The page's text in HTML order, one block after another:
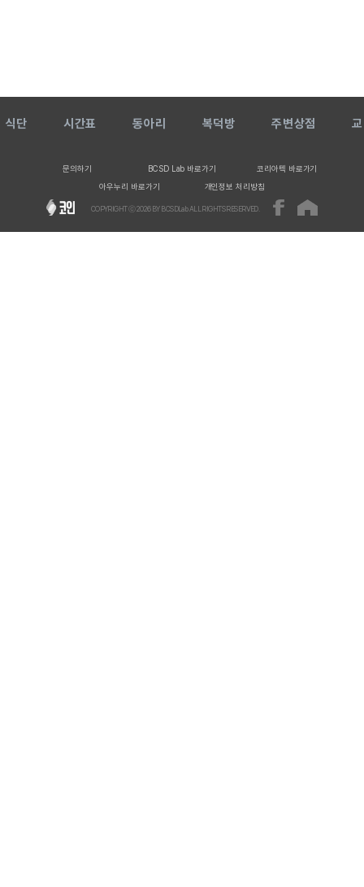
식단 시간표 동아리 복덕방 주변상점
문의하기 BCSD Lab 바로가기
코리아텍 바로가기
아우누리 바로가기
개인정보 처리방침
COPYRIGHT ⓒ2026BY BCSDLab ALL RIGHTS RESERVED.